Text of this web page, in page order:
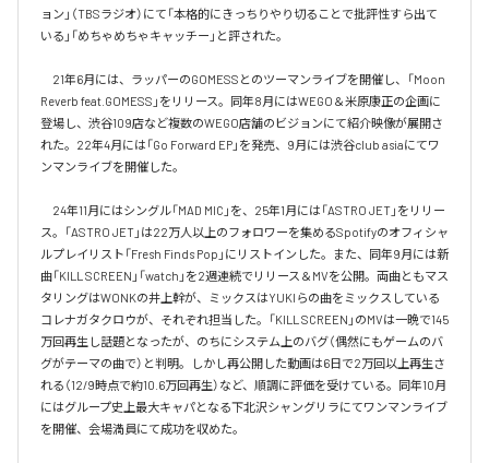
ョン」（TBSラジオ）にて「本格的にきっちりやり切ることで批評性すら出て
いる」「めちゃめちゃキャッチー」と評された。
21年6月には、ラッパーのGOMESSとのツーマンライブを開催し、「Moon
Reverb feat.GOMESS」をリリース。同年8月にはWEGO＆米原康正の企画に
登場し、渋谷109店など複数のWEGO店舗のビジョンにて紹介映像が展開さ
れた。22年4月には「Go Forward EP」を発売、9月には渋谷club asiaにてワ
ンマンライブを開催した。
24年11月にはシングル「MAD MIC」を、25年1月には「ASTRO JET」をリリー
ス。「ASTRO JET」は22万人以上のフォロワーを集めるSpotifyのオフィシャ
ルプレイリスト「Fresh Finds Pop」にリストインした。また、同年9月には新
曲「KILL SCREEN」「watch」を2週連続でリリース＆MVを公開。両曲ともマス
タリングはWONKの井上幹が、ミックスはYUKIらの曲をミックスしている
コレナガタクロウが、それぞれ担当した。「KILL SCREEN」のMVは一晩で145
万回再生し話題となったが、のちにシステム上のバグ（偶然にもゲームのバ
グがテーマの曲で）と判明。しかし再公開した動画は6日で2万回以上再生さ
れる（12/9時点で約10.6万回再生）など、順調に評価を受けている。同年10月
にはグループ史上最大キャパとなる下北沢シャングリラにてワンマンライブ
を開催、会場満員にて成功を収めた。